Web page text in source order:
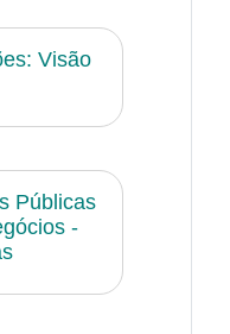
Visão
Públicas
-